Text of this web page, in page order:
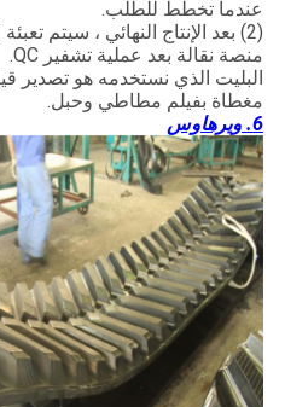
عندما تخطط للطلب.
(2) بعد الإنتاج النهائي ، سيتم
منصة نقالة بعد عملية تشفير QC.
البليت الذي نستخدمه هو تصدير
مغطاة بفيلم مطاطي وحبل.
6. ويرهاوس